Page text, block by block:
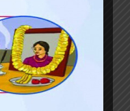
एसिया
महाशक्ति
नदेखिएको